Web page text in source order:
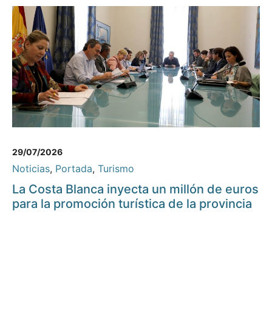
29/07/2026
Noticias, Portada, Turismo
La Costa Blanca inyecta un millón de euros
para la promoción turística de la provincia